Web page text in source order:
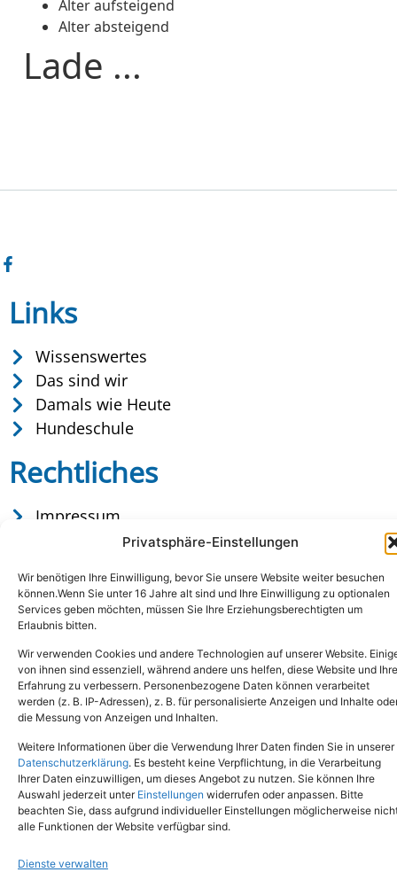
Privatsphäre-Einstellungen
Wir benötigen Ihre Einwilligung, bevor Sie unsere Website weiter besuchen
können.Wenn Sie unter 16 Jahre alt sind und Ihre Einwilligung zu optionalen
Services geben möchten, müssen Sie Ihre Erziehungsberechtigten um
Erlaubnis bitten.
Wir verwenden Cookies und andere Technologien auf unserer Website.
von ihnen sind essenziell, während andere uns helfen, diese Website und Ihre
Erfahrung zu verbessern. Personenbezogene Daten können verarbeitet
werden (z. B. IP-Adressen), z. B. für personalisierte Anzeigen und Inhalte
die Messung von Anzeigen und Inhalten.
Weitere Informationen über die Verwendung Ihrer Daten finden Sie in unserer
Datenschutzerklärung. Es besteht keine Verpflichtung, in die Verarbeitung
Ihrer Daten einzuwilligen, um dieses Angebot zu nutzen. Sie können Ihre
Auswahl jederzeit unter Einstellungen widerrufen oder anpassen. Bitte
beachten Sie, dass aufgrund individueller Einstellungen möglicherweise
alle Funktionen der Website verfügbar sind.
Dienste verwalten
Alter aufsteigend
Alter absteigend
Lade ...
Links
Wissenswertes
Das sind wir
Damals wie Heute
Hundeschule
Rechtliches
Impressum
Datenschutz
Copyright © 2024. Alle Rechte vorbehalten.
Tel.: (02651) - 77438info@tierheim-mayen.de
In der Pluns 1, 56727 Mayen